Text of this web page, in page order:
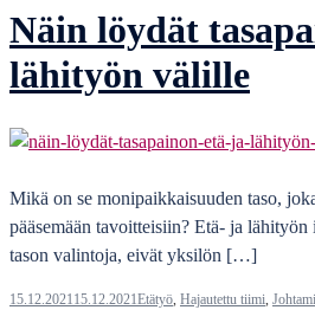
Näin löydät
lähityön välille
Mikä on se monipaikkaisuuden taso,
pääsemään tavoitteisiin? Etä- ja lähityön
tason valintoja, eivät yksilön […]
15.12.202115.12.2021Etätyö, Hajautettu tiimi,